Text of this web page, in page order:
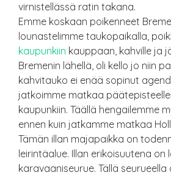
virnistellässä ratin takana.
Emme koskaan poikenneet
lounastelimme taukopaikalla,
kaupunkiin kauppaan, kahville ja
Bremenin lähellä, oli kello jo niin
kahvitauko ei enää sopinut
jatkoimme matkaa
kaupunkiin. Täällä hengailemme
ennen kuin jatkamme matkaa
Tämän illan majapaikka on
leirintäalue. Illan erikoisuutena on
karavaaniseurue. Tällä seurueella